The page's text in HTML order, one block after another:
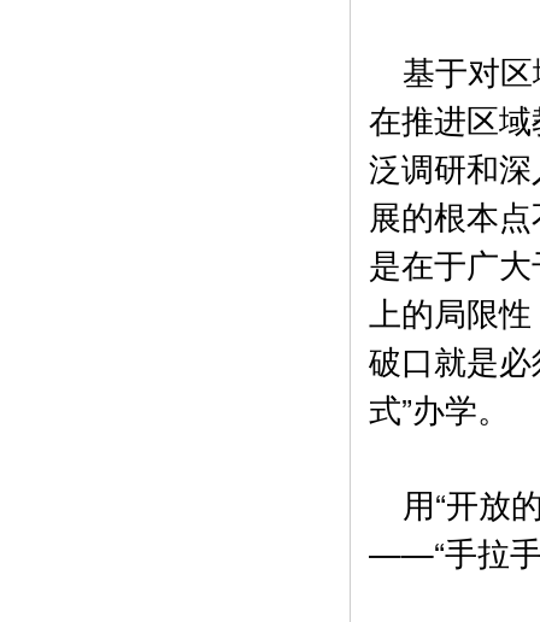
基于对区
在推进区
泛调研和
展的根本
是在于广
上的局限
破口就是必
式”办学。
用“开放
——“手拉手